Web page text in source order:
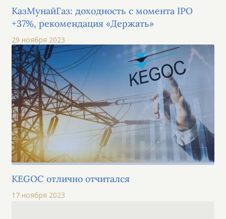
КазМунайГаз: доходность с момента IPO
+37%, рекомендация «Держать»
29 ноября 2023
KEGOC отлично отчитался
17 ноября 2023